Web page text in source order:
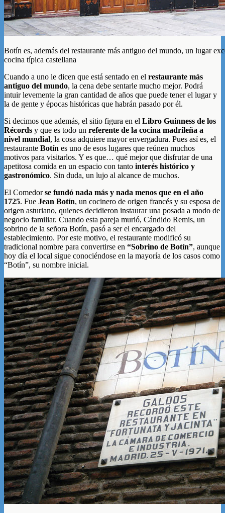
Botín es, además del restaurante más antiguo del mundo, un lugar
cocina típica castellana
Cuando a uno le dicen que está sentado en el restaurante más
antiguo del mundo, la cena debe sentarle mucho mejor. Podrá
intuir levemente la gran cantidad de años que puede tener el lugar y
la de gente y épocas históricas que habrán pasado por él.
Si decimos que además, el sitio figura en el Libro Guinness de los
Récords y que es todo un referente de la cocina madrileña a
nivel mundial, la cosa adquiere mayor envergadura. Pues así es, el
restaurante Botín es uno de esos lugares que reúnen muchos
motivos para visitarlos. Y es que… qué mejor que disfrutar de una
apetitosa comida en un espacio con tanto interés histórico y
gastronómico. Sin duda, un lujo al alcance de muchos.
El Comedorse fundó nada más y nada menos que en el año
1725. Fue Jean Botín, un cocinero de origen francés y su esposa de
origen asturiano, quienes decidieron instaurar una posada a modo de
negocio familiar. Cuando esta pareja murió, Cándido Remis, un
sobrino de la señora Botín, pasó a ser el encargado del
establecimiento. Por este motivo, el restaurante modificó su
tradicional nombre para convertirse en “Sobrino de Botín”, aunque
hoy día el local sigue conociéndose en la mayoría de los casos como
“Botín”, su nombre inicial.